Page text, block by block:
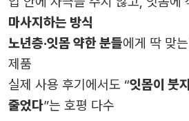
마사지하는 방식
노년층·잇몸 약한 분들에게 딱 맞
제품
실제 사용 후기에서도 “잇몸이 붓
줄었다”는 호평 다수